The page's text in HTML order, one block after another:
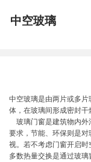
中空玻璃
中空玻璃是由两片或多
体，在玻璃间形成密封干
玻璃门窗是建筑物内外
要求，节能、环保则是
视。若不考虑门窗开启
多数热量交换是通过玻